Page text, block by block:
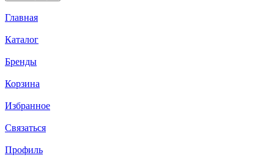
Главная
Каталог
Бренды
Корзина
Избранное
Связаться
Профиль